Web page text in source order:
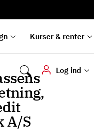
Kurser & renter
Log ind
A/S